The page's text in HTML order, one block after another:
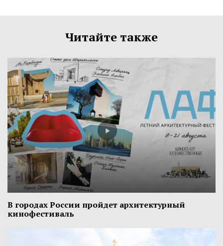
Читайте также
В городах России пройдет архитектурный
кинофестиваль